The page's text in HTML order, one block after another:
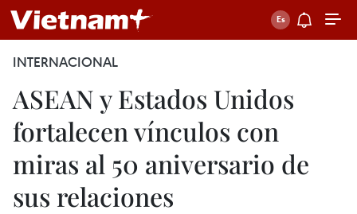
INTERNACIONAL
ASEAN y Estados Unidos
fortalecen vínculos con
miras al 50 aniversario de
sus relaciones